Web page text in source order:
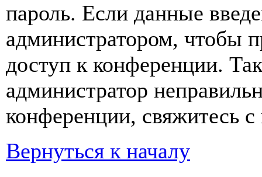
пароль. Если данные
администратором, чтобы
доступ к конференции.
администратор
конференции, свяжитесь
Вернуться к началу